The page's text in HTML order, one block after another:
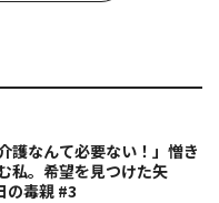
護なんて必要ない！」憎き
私。希望を見つけた矢
毒親 #3